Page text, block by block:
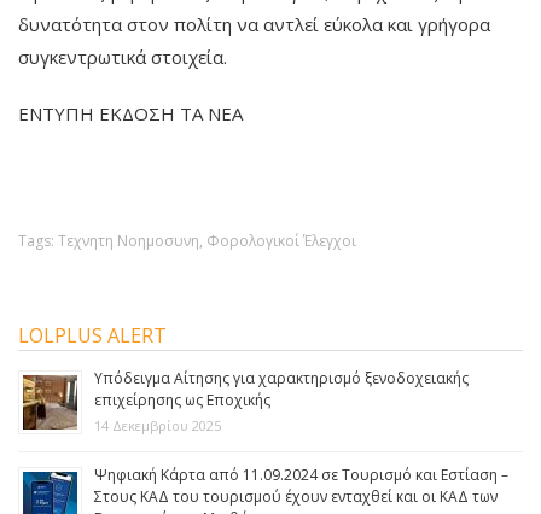
δυνατότητα στον πολίτη να αντλεί εύκολα και γρήγορα
συγκεντρωτικά στοιχεία.
ΕΝΤΥΠΗ ΕΚΔΟΣΗ ΤΑ ΝΕΑ
Tags: Τεχνητη Νοημοσυνη, Φορολογικοί Έλεγχοι
LOLPLUS ALERT
Yπόδειγμα Aίτησης για χαρακτηρισμό ξενοδοχειακής
επιχείρησης ως Εποχικής
14 Δεκεμβρίου 2025
Ψηφιακή Κάρτα από 11.09.2024 σε Τουρισμό και Εστίαση –
Στους ΚΑΔ του τουρισμού έχουν ενταχθεί και οι ΚΑΔ των